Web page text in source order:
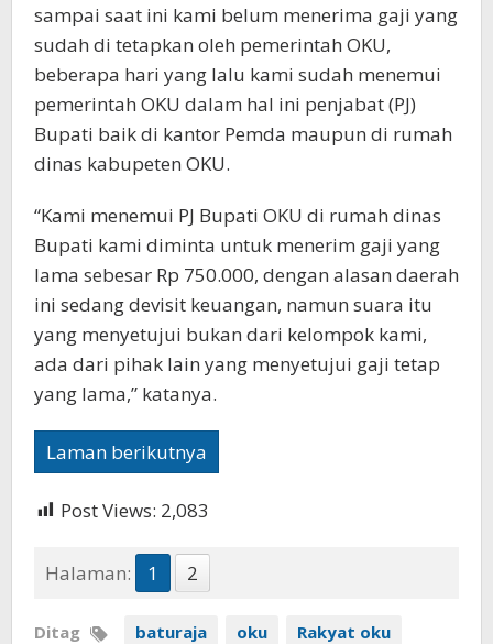
sampai saat ini kami belum menerima gaji yang
sudah di tetapkan oleh pemerintah OKU,
beberapa hari yang lalu kami sudah menemui
pemerintah OKU dalam hal ini penjabat (PJ)
Bupati baik di kantor Pemda maupun di rumah
dinas kabupeten OKU.
“Kami menemui PJ Bupati OKU di rumah dinas
Bupati kami diminta untuk menerim gaji yang
lama sebesar Rp 750.000, dengan alasan daerah
ini sedang devisit keuangan, namun suara itu
yang menyetujui bukan dari kelompok kami,
ada dari pihak lain yang menyetujui gaji tetap
yang lama,” katanya.
Laman berikutnya
Post Views: 2,083
Halaman: 1 2
Ditag baturaja oku Rakyat oku